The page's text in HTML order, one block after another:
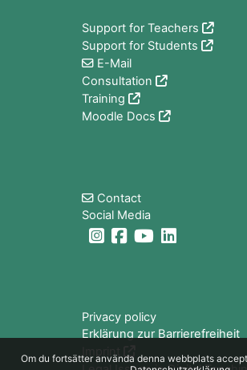
Om du fortsätter använda denna webbplats
Support for Teachers
Support for Students
E-Mail
Consultation
Training
Moodle Docs
Contact
Social Media
Privacy policy
Erklärung zur Barrierefreiheit
Imprint